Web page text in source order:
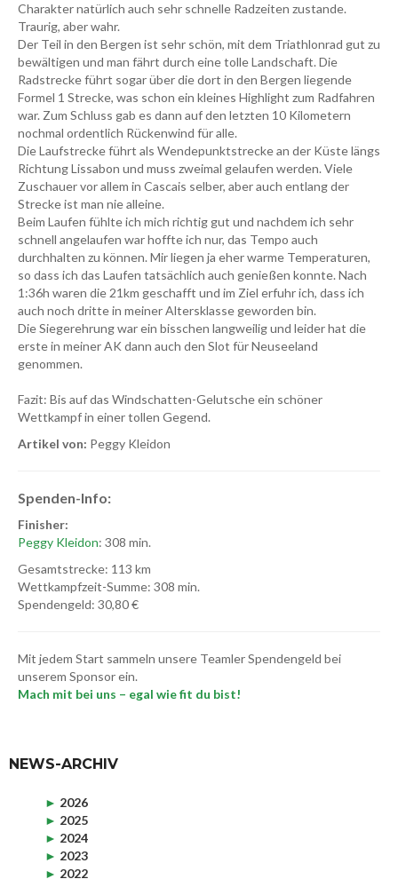
Charakter natürlich auch sehr schnelle Radzeiten zustande.
Traurig, aber wahr.
Der Teil in den Bergen ist sehr schön, mit dem Triathlonrad gut zu
bewältigen und man fährt durch eine tolle Landschaft. Die
Radstrecke führt sogar über die dort in den Bergen liegende
Formel 1 Strecke, was schon ein kleines Highlight zum Radfahren
war. Zum Schluss gab es dann auf den letzten 10 Kilometern
nochmal ordentlich Rückenwind für alle.
Die Laufstrecke führt als Wendepunktstrecke an der Küste längs
Richtung Lissabon und muss zweimal gelaufen werden. Viele
Zuschauer vor allem in Cascais selber, aber auch entlang der
Strecke ist man nie alleine.
Beim Laufen fühlte ich mich richtig gut und nachdem ich sehr
schnell angelaufen war hoffte ich nur, das Tempo auch
durchhalten zu können. Mir liegen ja eher warme Temperaturen,
so dass ich das Laufen tatsächlich auch genießen konnte. Nach
1:36h waren die 21km geschafft und im Ziel erfuhr ich, dass ich
auch noch dritte in meiner Altersklasse geworden bin.
Die Siegerehrung war ein bisschen langweilig und leider hat die
erste in meiner AK dann auch den Slot für Neuseeland
genommen.
Fazit: Bis auf das Windschatten-Gelutsche ein schöner
Wettkampf in einer tollen Gegend.
Artikel von: Peggy Kleidon
Spenden-Info:
Finisher:
Peggy Kleidon: 308 min.
Gesamtstrecke: 113 km
Wettkampfzeit-Summe: 308 min.
Spendengeld: 30,80 €
Mit jedem Start sammeln unsere Teamler Spendengeld bei
unserem Sponsor ein.
Mach mit bei uns – egal wie fit du bist!
NEWS-ARCHIV
► 2026
► 2025
► 2024
► 2023
► 2022